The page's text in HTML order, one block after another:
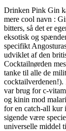
Drinken Pink Gin
mere cool navn :
bitters, så det er
eksotisk og
specifikt
udviklet af den
Cocktailnørden
tanke til alle de
var brug for c-
og kinin mod
for en catch-all kur
sigende være
universelle middel